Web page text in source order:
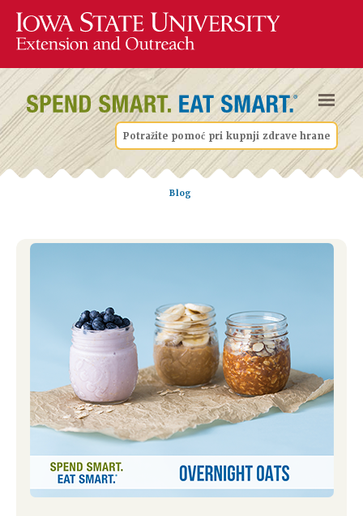
Potražite pomoć pri kupnji zdrave hrane
Blog